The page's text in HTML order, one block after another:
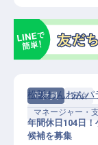
正社員
宿泊
マネージャー・
松阪わんわんパ
年間休日104日
候補を募集